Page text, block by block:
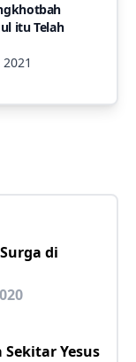
itu Telah
di
Yesus